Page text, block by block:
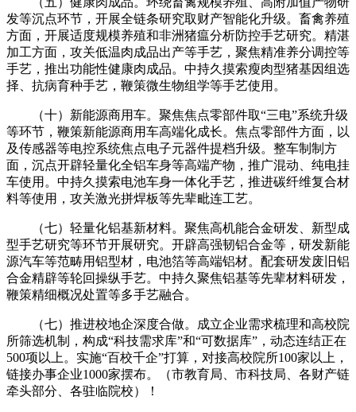
发等沉点环节，开展全链条研究取财产智能化升级。畜禽养殖
方面，开展适度规模养殖和非洲猪瘟分析防控手艺研究。精湛
加工方面，攻关低温肉成品出产等手艺，聚焦精准养分调控等
手艺，推出功能性健康肉成品。中持久摸索瘦肉型猪基因组选
择、抗病育种手艺，鞭策微生物组学等手艺使用。
（十）新能源商用车。聚焦焦点零部件取“三电”系统升级
等环节，鞭策新能源商用车高端化成长。焦点零部件方面，以
及传感器等电控系统焦点电子元器件提档升级。整车制制方
面，沉点开辟轻量化全铝车身等高端产物，推广混动、纯电挂
车使用。中持久摸索电池车身一体化手艺，推进碳纤维复合材
料等使用，攻关激光拼焊板等先辈毗连工艺。
（七）轻量化铝基新材料。聚焦高机能合金研发、新型成
型手艺研究等环节开展研究。开辟高强韧铝合金等，研发新能
源汽车等范畴用铝型材，电池箔等高端铝材。配套研发废旧铝
合金精辟等轮回操纵手艺。中持久聚焦铝基等先辈材料研发，
鞭策精细概况处置等多手艺融合。
（七）推进校地企深度合做。成立企业需求梳理和高校院
所筛选机制，构成“科技需求库”和“可数据库”，动态连结正在
500项以上。实施“百校千企”打算，对接高校院所100家以上，
链接办事企业1000家摆布。（市教育局、市科技局、各财产链
牵头部分、各驻临院校）！